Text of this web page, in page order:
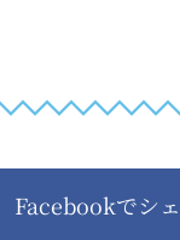
Facebookでシ